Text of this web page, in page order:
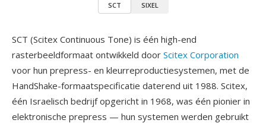
SCT SIXEL
SCT (Scitex Continuous Tone) is één high-end
rasterbeeldformaat ontwikkeld door Scitex Corporation
voor hun prepress- en kleurreproductiesystemen, met de
HandShake-formaatspecificatie daterend uit 1988. Scitex,
één Israelisch bedrijf opgericht in 1968, was één pionier in
elektronische prepress — hun systemen werden gebruikt